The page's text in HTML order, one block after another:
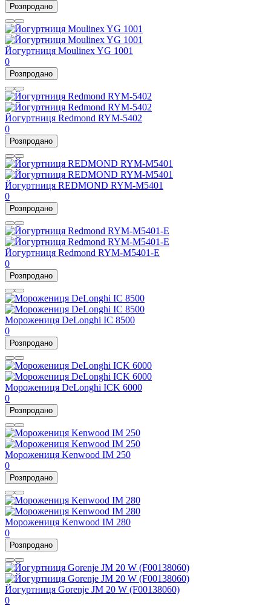
Розпродано
Йогуртниця Moulinex YG 1001
0
Розпродано
Йогуртниця Redmond RYM-5402
0
Розпродано
Йогуртниця REDMOND RYM-M5401
0
Розпродано
Йогуртниця Redmond RYM-M5401-E
0
Розпродано
Морожениця DeLonghi IC 8500
0
Розпродано
Морожениця DeLonghi ICK 6000
0
Розпродано
Морожениця Kenwood IM 250
0
Розпродано
Морожениця Kenwood IM 280
0
Розпродано
Йогуртниця Gorenje JM 20 W (F00138060)
0